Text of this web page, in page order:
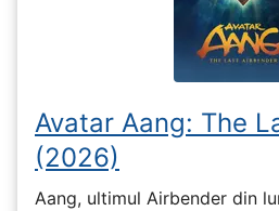
Avatar Aang: The
(2026)
Aang, ultimul Airbender din